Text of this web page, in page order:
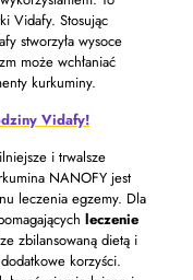
Vidafy. Stosując
stworzyła wysoce
może wchłaniać
kurkuminy.
Vidafy!
i trwalsze
NANOFY jest
leczenia egzemy. Dla
leczenie
zbilansowaną dietą i
korzyści.